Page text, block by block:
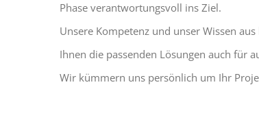
Phase verantwortungsvoll ins Ziel.
Unsere Kompetenz und unser Wissen
Ihnen die passenden Lösungen auch für
Wir kümmern uns persönlich um Ihr